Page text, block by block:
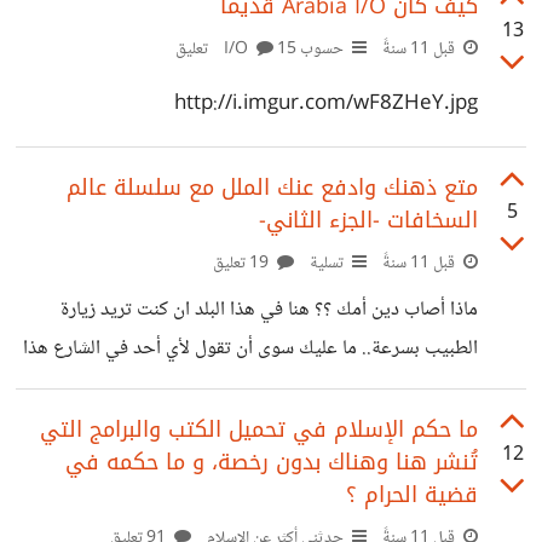
13
قبل 11 سنةً حسوب I/O 15 تعليق
http://i.imgur.com/wF8ZHeY.jpg
5
متع ذهنك وادفع عنك الملل مع سلسلة عالم
السخافات -الجزء الثاني-
قبل 11 سنةً تسلية
ماذا أصاب دين أمك ؟؟ هنا في هذا البلد ان كنت تريد زيارة
الطبيب بسرعة.. ما عليك سوى أن تقول لأي أحد في الشارع هذا
الكلام وسوف تزوره على جناح السرعة... ان لم تزر المقبرة فهذا
جيد. يقول أحد كبار العلماء "لا أستطيع أن أكون جدي لأن جدي
مات، لا أستطيع أن أكون انسان ذو أخلاق سامية لأن سامية
بنفسها أخلاقها سيئة، لا أستطيع أن أكون إلّا سواي... مع أن سواي
12
ما حكم الإسلام في تحميل الكتب والبرامج التي
تُنشر هنا وهناك بدون رخصة، و ما حكمه في
قضية الحرام ؟